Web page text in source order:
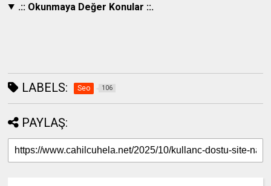
.:: Okunmaya Değer Konular ::.
LABELS: Seo 106
PAYLAŞ: